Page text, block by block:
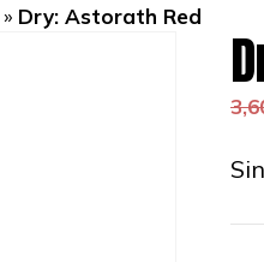
» Dry: Astorath Red